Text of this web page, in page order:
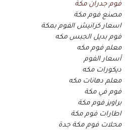
فوم جدران مكة
مصنع فوم مكة
اسعار كرانيش الفوم بمكة
فوم بديل الجبس مكه
معلم فوم مكه
أسعار الفوم
ديكورات مكه
معلم دهانات مكه
فوم في مكة
براويز فوم مكة
اطارات فوم مكة
محلات فوم مكة جدة